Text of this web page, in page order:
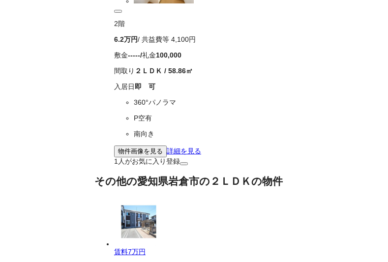
2階
6.2万円/ 共益費等 4,100円
敷金-----/礼金100,000
間取り ２ＬＤＫ / 58.86㎡
入居日 即 可
360°パノラマ
P空有
南向き
物件画像を見る 詳細を見る
1 人がお気に入り登録
その他の愛知県岩倉市の２ＬＤＫの物件
賃料7万円